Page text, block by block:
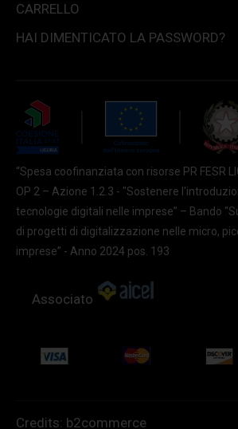
CARRELLO
HAI DIMENTICATO LA PASSWORD?
“Spesa coofinanziata con risorse PR FESR
OP 2 – Azione 1.2.3 - "Sostenere
tecnologie digitali nelle imprese” – Bando
di progetti di digitalizzazione nelle micro,
imprese” - Anno 2024 pos. 193
Associato
Credits: b2commerce